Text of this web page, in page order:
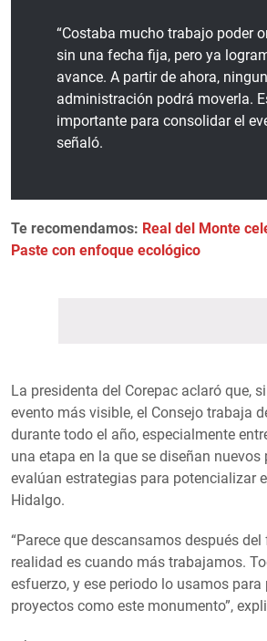
“Costaba mucho trabajo poder
sin una fecha fija, pero ya
avance. A partir de ahora,
administración podrá moverla.
importante para consolidar el
señaló.
Te recomendamos: Real del Monte
Paste con enfoque ecológico
La presidenta del Corepac aclaró que,
evento más visible, el Consejo trabaja
durante todo el año, especialmente
una etapa en la que se diseñan nuevos
evalúan estrategias para potencializar
Hidalgo.
“Parece que descansamos después
realidad es cuando más trabajamos.
esfuerzo, y ese periodo lo usamos
proyectos como este monumento”,